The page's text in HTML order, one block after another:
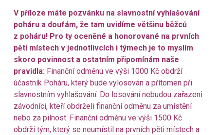
V příloze máte pozvánku na slavnostní vyhlašování
poháru a doufám, že tam uvidíme většinu běžců
z poháru! Pro ty oceněné a honorované na prvních
pěti místech v jednotlivcích i týmech je to myslím
skoro povinnost a ostatním připomínám naše
pravidla: Finanční odměnu ve výši 1000 Kč obdrží
účastník Poháru, který bude vylosován a přítomen při
slavnostním vyhlašování. Do losování nebudou zařazeni
závodníci, kteří obdrželi finanční odměnu za umístění
nebo za pilnost. Finanční odměnu ve výši 1500 Kč
obdrží tým, který se neumístil na prvních pěti místech a